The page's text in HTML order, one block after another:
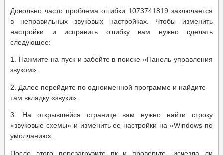
Довольно часто проблема ошибки 1073741819 заключается
в неправильных звуковых настройках. Чтобы изменить
настройки и исправить ошибку вам нужно сделать
следующее:
1. Нажмите на пуск и забейте в поиске «Панель управления
звуком».
2. Далее перейдите по одноименной программе и найдите
там вкладку «звуки».
3. На открывшейся странице вам нужно найти строку
«звуковые схемы» и изменить ее настройки на «Windows по
умолчанию».
После этого перезагрузите пк и проверьте, исчезла ли